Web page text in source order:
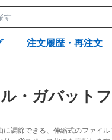
注文履歴・再注文
・ガバット
調節できる、伸縮式のファイ